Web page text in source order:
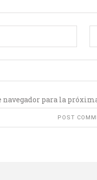
para la